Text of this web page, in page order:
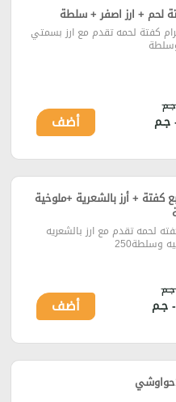
لحم + ارز اصفر + سلطة
جرام كفتة لحمه تقدم مع ارز بسمتي
أضف
كفتة + أرز بالشعرية +ملوخية
لحمه تقدم مع ارز بالشعريه
وسلطة250
أضف